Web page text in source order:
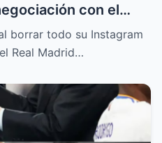
con el
borrar todo su Instagram
Real Madrid…